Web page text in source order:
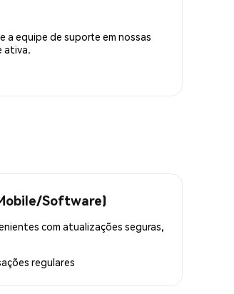
a equipe de suporte em nossas
ativa.
Software)
com atualizações seguras,
regulares